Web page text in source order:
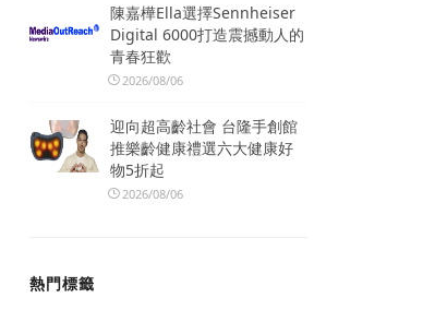
陳嘉樺Ella選擇Sennheiser
Digital 6000打造震撼動人的
青春狂歡
2026/08/06
迎向超高齡社會 台隆手創館
推樂齡健康禮選六大健康好
物5折起
2026/08/06
熱門標籤